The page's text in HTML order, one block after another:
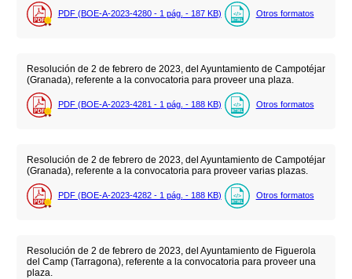
PDF (BOE-A-2023-4280 - 1 pág. - 187 KB) Otros formatos
Resolución de 2 de febrero de 2023, del Ayuntamiento de Campotéjar
(Granada), referente a la convocatoria para proveer una plaza.
PDF (BOE-A-2023-4281 - 1 pág. - 188 KB) Otros formatos
Resolución de 2 de febrero de 2023, del Ayuntamiento de Campotéjar
(Granada), referente a la convocatoria para proveer varias plazas.
PDF (BOE-A-2023-4282 - 1 pág. - 188 KB) Otros formatos
Resolución de 2 de febrero de 2023, del Ayuntamiento de Figuerola
del Camp (Tarragona), referente a la convocatoria para proveer una
plaza.